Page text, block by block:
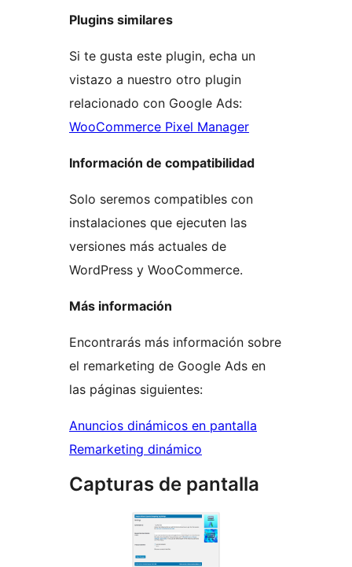
Plugins similares
Si te gusta este plugin, echa un
vistazo a nuestro otro plugin
relacionado con Google Ads:
WooCommerce Pixel Manager
Información de compatibilidad
Solo seremos compatibles con
instalaciones que ejecuten las
versiones más actuales de
WordPress y WooCommerce.
Más información
Encontrarás más información sobre
el remarketing de Google Ads en
las páginas siguientes:
Anuncios dinámicos en pantalla
Remarketing dinámico
Capturas de pantalla